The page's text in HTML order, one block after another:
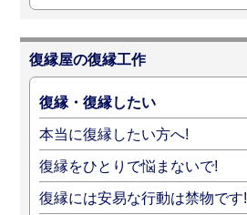
復縁屋の復縁工作
復縁・復縁したい
本当に復縁したい方へ!
復縁をひとりで悩まないで!
復縁には安易な行動は禁物です!